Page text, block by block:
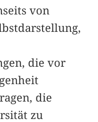
von
die vor
die
zu